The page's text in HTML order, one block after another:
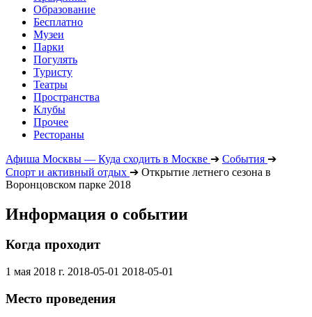
Образование
Бесплатно
Музеи
Парки
Погулять
Туристу
Театры
Пространства
Клубы
Прочее
Рестораны
Афиша Москвы — Куда сходить в Москве ➔ События ➔
Спорт и активный отдых ➔ Открытие летнего сезона в
Воронцовском парке 2018
Информация о событии
Когда проходит
1 мая 2018 г. 2018-05-01 2018-05-01
Место проведения